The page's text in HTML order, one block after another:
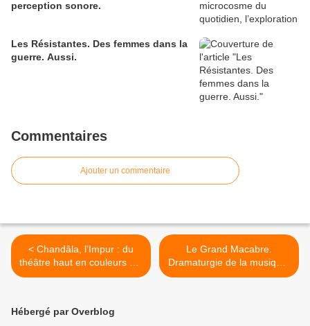
perception sonore.
Les Résistantes. Des femmes dans la
guerre. Aussi.
Commentaires
Ajouter un commentaire
< Chandâla, l’Impur : du
théâtre haut en couleurs qui
résonne avec le cinéma
Le Grand Macabre.
Dramaturgie de la musique,
musique de la dramaturgie.
Hébergé par Overblog